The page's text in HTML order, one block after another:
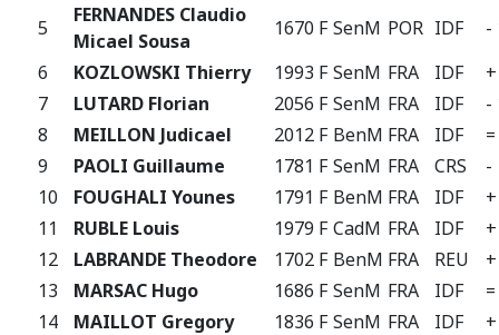
5
FERNANDES Claudio
Micael Sousa
1670 F SenM POR IDF
-
6
KOZLOWSKI Thierry 1993 F SenM FRA IDF
7
LUTARD Florian 2056 F SenM FRA IDF
-
8
MEILLON Judicael 2012 F BenM FRA IDF
9
PAOLI Guillaume 1781 F SenM FRA CRS
-
10
FOUGHALI Younes 1791 F BenM FRA IDF
11
RUBLE Louis 1979 F CadM FRA IDF
12
LABRANDE Theodore 1702 F BenM FRA REU
13
MARSAC Hugo 1686 F SenM FRA IDF
14
MAILLOT Gregory 1836 F SenM FRA IDF